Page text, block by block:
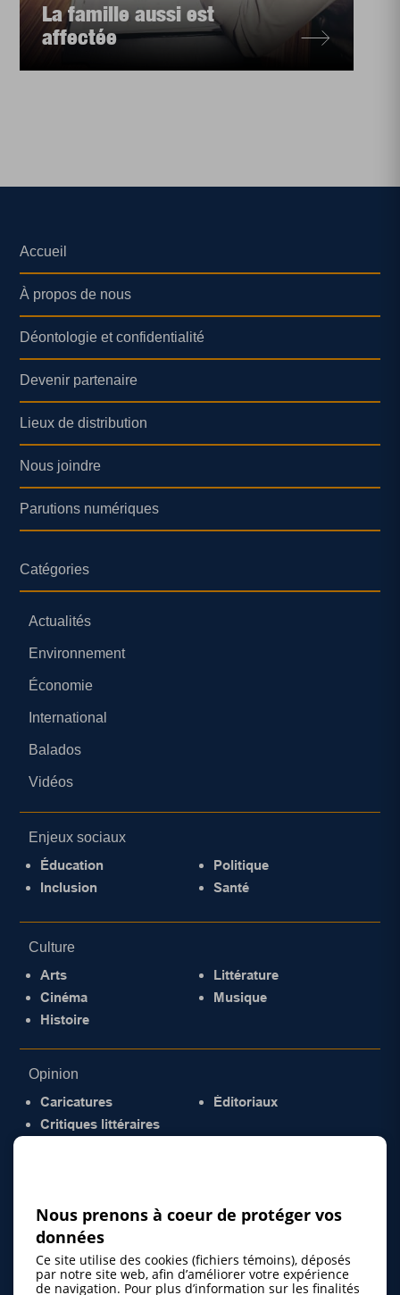
La famille aussi est
affectée
Accueil
À propos de nous
Déontologie et confidentialité
Devenir partenaire
Lieux de distribution
Nous joindre
Parutions numériques
Catégories
Actualités
Environnement
Économie
International
Balados
Vidéos
Enjeux sociaux
Éducation
Inclusion
Politique
Santé
Culture
Arts
Cinéma
Histoire
Littérature
Musique
Opinion
Caricatures
Critiques littéraires
Éditoriaux
Nous prenons à coeur de protéger vos
données
Ce site utilise des cookies (fichiers témoins), déposés
par notre site web, afin d’améliorer votre expérience
de navigation. Pour plus d’information sur les finalités